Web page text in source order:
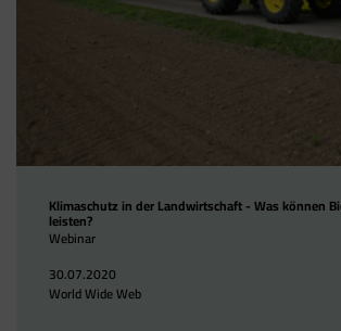
Klimaschutz in der Landwirtschaft - Was können
leisten?
Webinar
30.07.2020
World Wide Web